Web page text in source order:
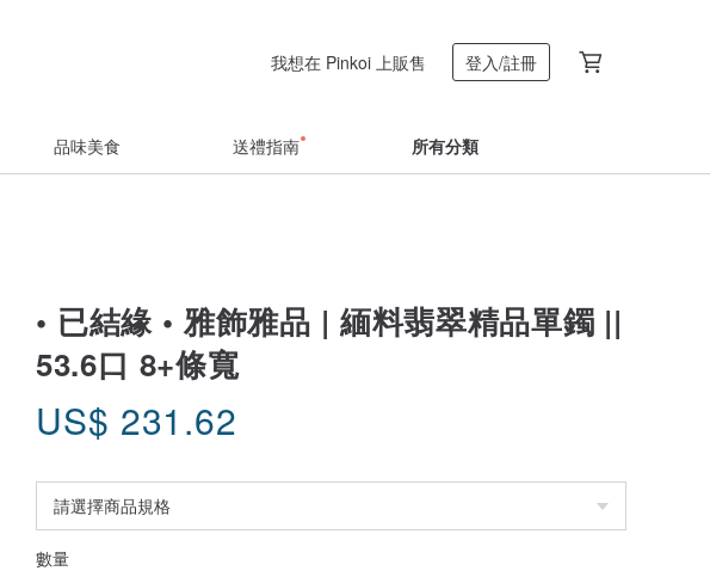
我想在 Pinkoi 上販售 登入/註冊
品味美食 送禮指南 所有分類
• 已結緣 • 雅飾雅品 | 緬料翡翠精品單鐲 ||
53.6口 8+條寬
US$ 231.62
數量